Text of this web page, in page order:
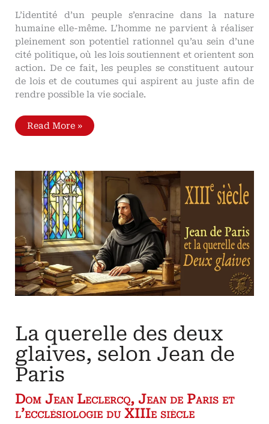
L’identité d’un peuple s’enracine dans la nature
humaine elle-même. L’homme ne parvient à réaliser
pleinement son potentiel rationnel qu’au sein d’une
cité politique, où les lois soutiennent et orientent son
action. De ce fait, les peuples se constituent autour
de lois et de coutumes qui aspirent au juste afin de
rendre possible la vie sociale.
Identité
et
peuple
derrière
Read More »
La querelle des deux
glaives, selon Jean de
Paris
Dom Jean Leclercq, Jean de Paris et
l’ecclésiologie du XIIIe siècle